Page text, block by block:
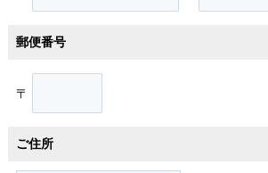
郵便番号
〒
ご住所